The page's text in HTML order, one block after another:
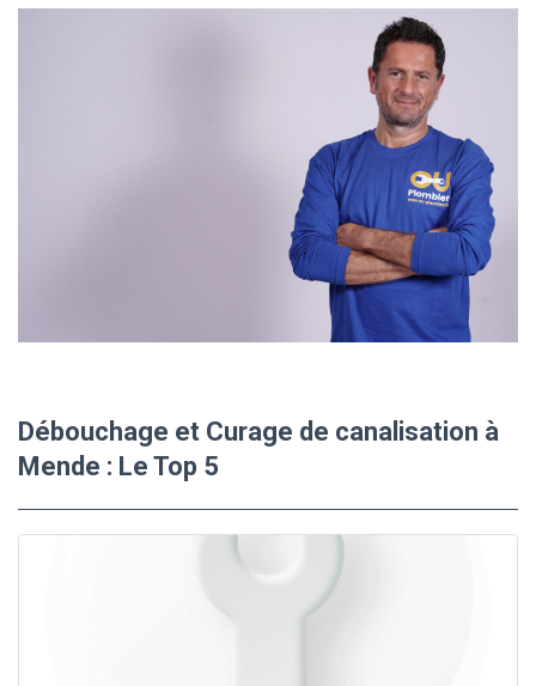
Débouchage et Curage de canalisation à
Mende : Le Top 5